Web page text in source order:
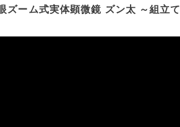
ズーム式実体顕微鏡 ズン太 ～組立て